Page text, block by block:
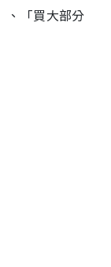
、「買大部分